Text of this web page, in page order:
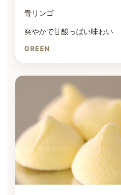
青リンゴ
爽やかで甘酸っぱい味わい
GREEN